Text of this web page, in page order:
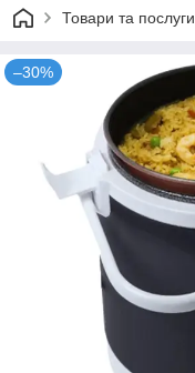
Товари та послуги
–30%